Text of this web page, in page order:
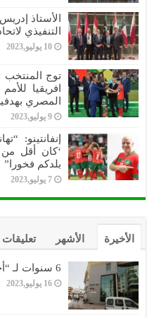
الأستاذ
التنفيذي
10 يوليو,2023
افريقيا
المصري
9 يوليو,2023
إنفانتينو:
بلدكم فخورا”
7 يوليو,2023
الأخيرة الأشهر تعليقات
6 سنوات لـ “أجودان” تسلم 40 مليونا رشوة
16 يوليو,2023